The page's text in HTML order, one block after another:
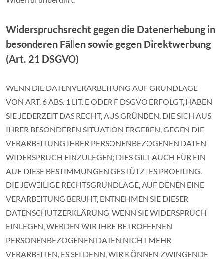
Widerspruchsrecht gegen die Datenerhebung in
besonderen Fällen sowie gegen Direktwerbung
(Art. 21 DSGVO)
WENN DIE DATENVERARBEITUNG AUF GRUNDLAGE
VON ART. 6 ABS. 1 LIT. E ODER F DSGVO ERFOLGT, HABEN
SIE JEDERZEIT DAS RECHT, AUS GRÜNDEN, DIE SICH AUS
IHRER BESONDEREN SITUATION ERGEBEN, GEGEN DIE
VERARBEITUNG IHRER PERSONENBEZOGENEN DATEN
WIDERSPRUCH EINZULEGEN; DIES GILT AUCH FÜR EIN
AUF DIESE BESTIMMUNGEN GESTÜTZTES PROFILING.
DIE JEWEILIGE RECHTSGRUNDLAGE, AUF DENEN EINE
VERARBEITUNG BERUHT, ENTNEHMEN SIE DIESER
DATENSCHUTZERKLÄRUNG. WENN SIE WIDERSPRUCH
EINLEGEN, WERDEN WIR IHRE BETROFFENEN
PERSONENBEZOGENEN DATEN NICHT MEHR
VERARBEITEN, ES SEI DENN, WIR KÖNNEN ZWINGENDE